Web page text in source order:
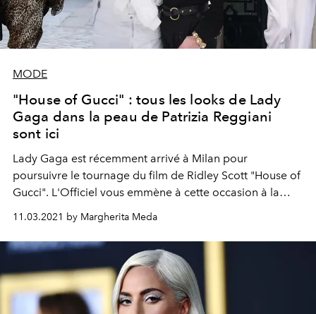
MODE
"House of Gucci" : tous les looks de Lady
Gaga dans la peau de Patrizia Reggiani
sont ici
Lady Gaga est récemment arrivé à Milan pour
poursuivre le tournage du film de Ridley Scott "House of
Gucci". L'Officiel vous emmène à cette occasion à la
dans le film, qui incarne Patrizia Reggiani, l'ex-femme de
Maurizio Gucci, héritier de la maison de mode italienne.
11.03.2021 by Margherita Meda